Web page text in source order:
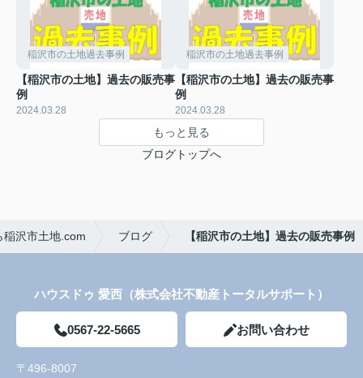
稲沢市の土地過去事例
【稲沢市の土地】過去の販売事
例
2024.03.28
稲沢市の土地過去事例
【稲沢市の土地】過去の販売事
例
2024.03.28
もっと見る
ブログトップへ
沢市土地.com ブログ 【稲沢市の土地】過去の販売事例
ハウスドゥ 愛西（株式会社不動産トータルサポート）
0567-22-5665 お問い合わせ
〒496-8007